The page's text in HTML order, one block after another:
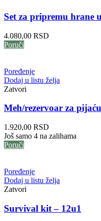
Set za pripremu hrane
4.080,00 RSD
Poruči
Poređenje
Dodaj u listu želja
Zatvori
Meh/rezervoar za
1.920,00 RSD
Još samo 4 na zalihama
Poruči
Poređenje
Dodaj u listu želja
Zatvori
Survival kit – 12u1